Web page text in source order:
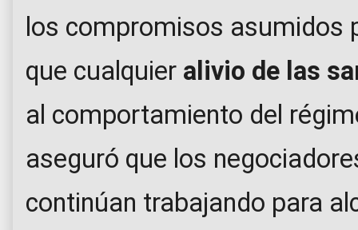
los compromisos
que cualquier alivio de las
al comportamiento del
aseguró que los
continúan trabajando para